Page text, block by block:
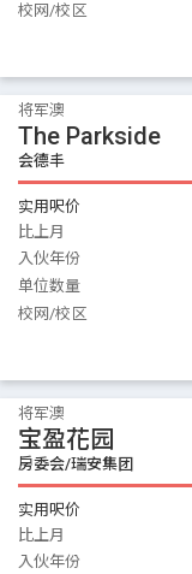
校网/校区
将军澳
The Parkside
会德丰
实用呎价
比上月
入伙年份
单位数量
校网/校区
将军澳
宝盈花园
房委会/瑞安集团
实用呎价
比上月
入伙年份